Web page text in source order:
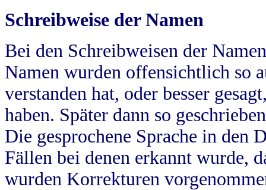
Schreibweise der Namen
Bei den Schreibweisen der
Namen wurden offensichtlich so
verstanden hat, oder besser
haben. Später dann so
Die gesprochene Sprache in
Fällen bei denen erkannt wurde,
wurden Korrekturen